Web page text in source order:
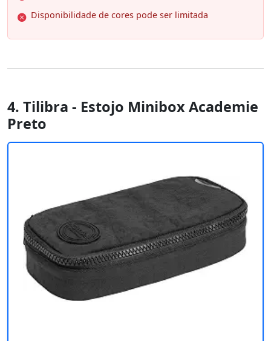
Disponibilidade de cores pode ser limitada
4. Tilibra - Estojo Minibox Academie
Preto